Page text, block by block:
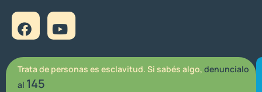
Trata de personas es esclavitud. Si sabés algo, denuncialo
al 145